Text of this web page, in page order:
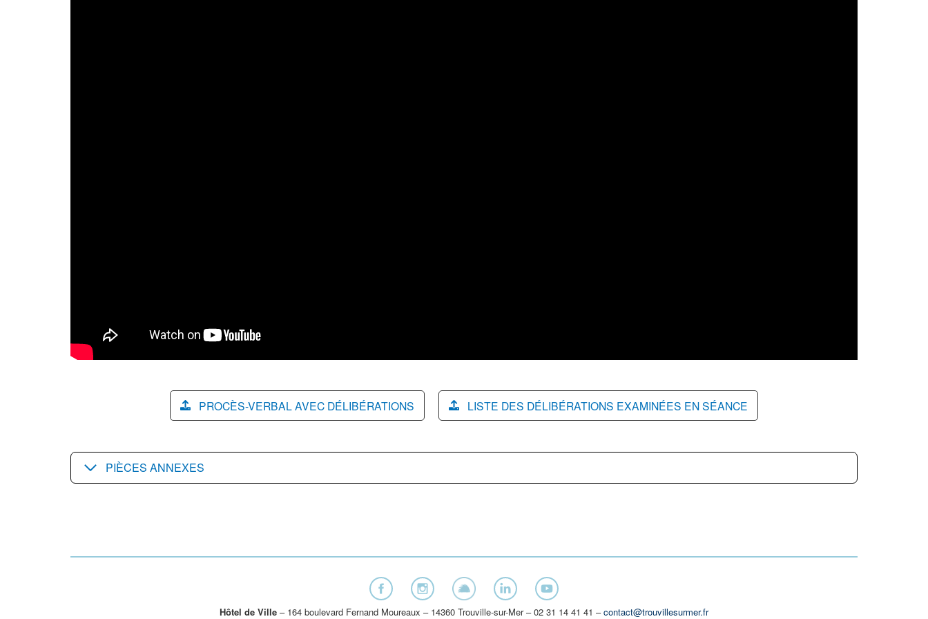
PROCÈS-VERBAL AVEC DÉLIBÉRATIONS LISTE DES DÉLIBÉRATIONS EXAMINÉES EN SÉANCE
PIÈCES ANNEXES
Hôtel de Ville – 164 boulevard Fernand Moureaux – 14360 Trouville-sur-Mer – 02 31 14 41 41 –contact@trouvillesurmer.fr